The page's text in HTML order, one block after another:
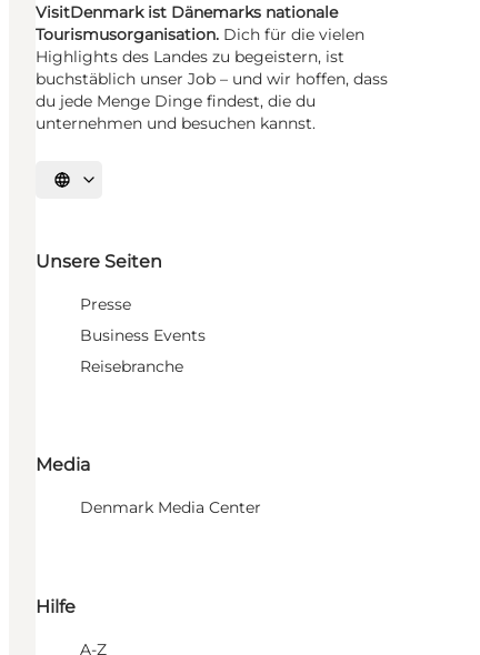
VisitDenmark ist Dänemarks nationale
Tourismusorganisation. Dich für die vielen
Highlights des Landes zu begeistern, ist
buchstäblich unser Job – und wir hoffen, dass
du jede Menge Dinge findest, die du
unternehmen und besuchen kannst.
Sprache auswählen
Unsere Seiten
Presse
Business Events
Reisebranche
Media
Denmark Media Center
Hilfe
A-Z